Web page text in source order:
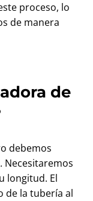
proceso, lo
de manera
de
debemos
Necesitaremos
longitud. El
de la tubería al